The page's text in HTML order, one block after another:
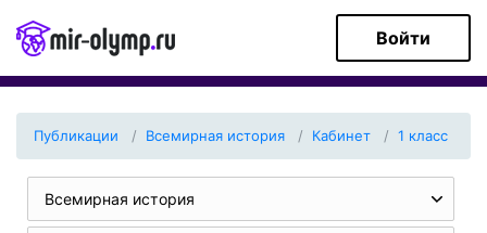
Войти
Публикации Всемирная история Кабинет 1 класс
Всемирная история